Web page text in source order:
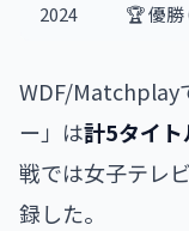
2024 🏆 優
WDF/Matchplay
ー」は計5タイト
戦では女子テレ
録した。